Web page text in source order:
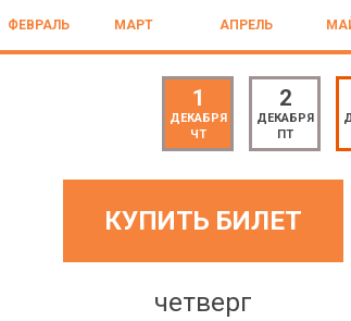
ФЕВРАЛЬ МАРТ АПРЕЛЬ
1
ДЕКАБРЯ
ЧТ
2
ДЕКАБРЯ
ПТ
КУПИТЬ БИЛЕТ
четверг